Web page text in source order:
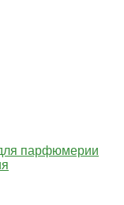
парфюмерии